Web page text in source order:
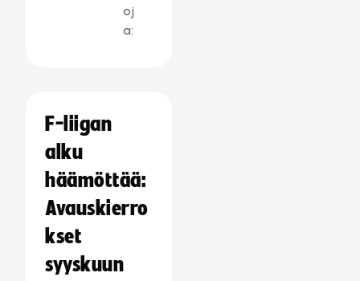
oj
a:
F-liigan
alku
häämöttää:
Avauskierro
kset
syyskuun